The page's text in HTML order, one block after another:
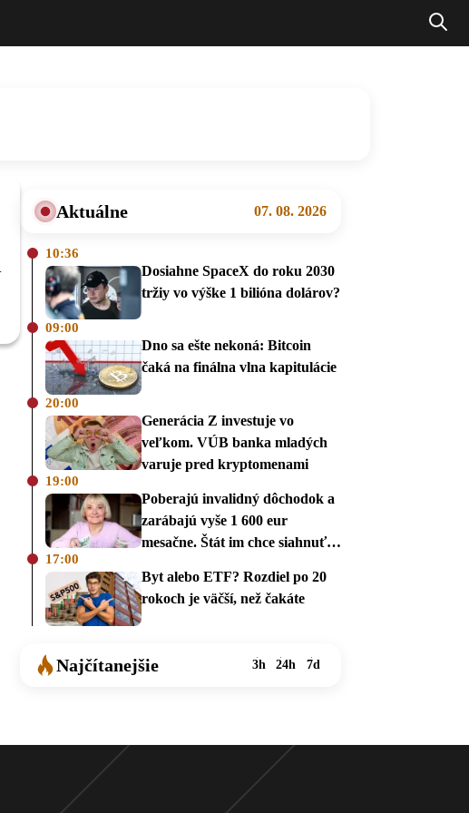
Aktuálne 07. 08. 2026
10:36
Dosiahne SpaceX do roku 2030
tržiy vo výške 1 bilióna dolárov?
09:00
Dno sa ešte nekoná: Bitcoin
čaká na finálna vlna kapitulácie
20:00
Generácia Z investuje vo
veľkom. VÚB banka mladých
varuje pred kryptomenami
19:00
Poberajú invalidný dôchodok a
zarábajú vyše 1 600 eur
mesačne. Štát im chce siahnuť
17:00
Byt alebo ETF? Rozdiel po 20
rokoch je väčší, než čakáte
Najčítanejšie 3h 24h 7d